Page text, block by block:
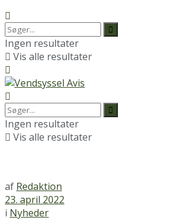
Ingen resultater
Vis alle resultater
Ingen resultater
Vis alle resultater
af Redaktion
23. april 2022
i Nyheder